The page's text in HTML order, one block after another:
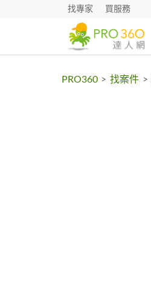
找專家 買服務
PRO360 > 找案件 >